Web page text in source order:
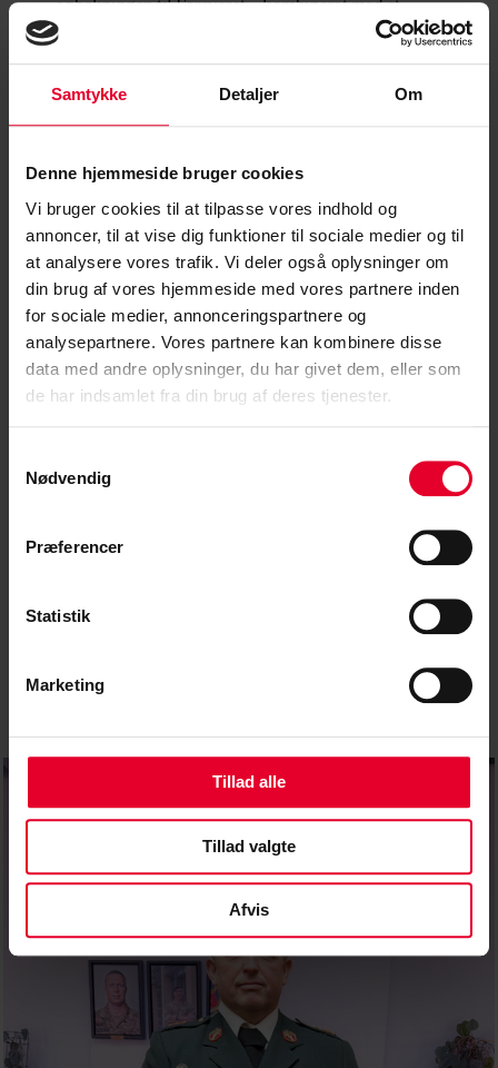
Samtykke Detaljer Om
Denne hjemmeside bruger cookies
Vi bruger cookies til at tilpasse vores indhold og
annoncer, til at vise dig funktioner til sociale medier og til
at analysere vores trafik. Vi deler også oplysninger om
din brug af vores hjemmeside med vores partnere inden
for sociale medier, annonceringspartnere og
analysepartnere. Vores partnere kan kombinere disse
data med andre oplysninger, du har givet dem, eller som
de har indsamlet fra din brug af deres tjenester.
Nødvendig
Præferencer
Statistik
Marketing
Tillad alle
Tillad valgte
Afvis
opbakningen til Forsvaret – kombineret med et
liberalt syn på samfundet, siger Ole.
Inden valget tog han kontakt til Lise Berthelsen for
at få afklaret hendes politiske ståsted.
– Jeg skrev til hende og spurgte, hvem hun ville
pege på som statsminister.
Svaret faldt i tråd med hans egne præferencer.
– Hun pegede på Troels Lund Poulsen, og det passer
godt med det, jeg gerne vil have.
eller Mette Frederiksen som statsminister. Det skal